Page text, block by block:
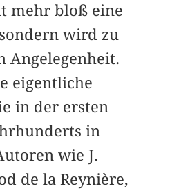
mehr bloß eine
wird zu
Angelegenheit.
eigentliche
in der ersten
in
wie J.
de la Reynière,